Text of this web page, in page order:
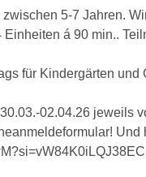
5-7 Jahren.
Einheiten á 90 min..
für Kindergärten
02.04.26 jeweils
Und